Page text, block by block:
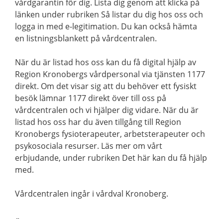
vårdgarantin för dig. Lista dig genom att klicka på
länken under rubriken Så listar du dig hos oss och
logga in med e-legitimation. Du kan också hämta
en listningsblankett på vårdcentralen.
När du är listad hos oss kan du få digital hjälp av
Region Kronobergs vårdpersonal via tjänsten 1177
direkt. Om det visar sig att du behöver ett fysiskt
besök lämnar 1177 direkt över till oss på
vårdcentralen och vi hjälper dig vidare. När du är
listad hos oss har du även tillgång till Region
Kronobergs fysioterapeuter, arbetsterapeuter och
psykosociala resurser. Läs mer om vårt
erbjudande, under rubriken Det här kan du få hjälp
med.
Vårdcentralen ingår i vårdval Kronoberg.